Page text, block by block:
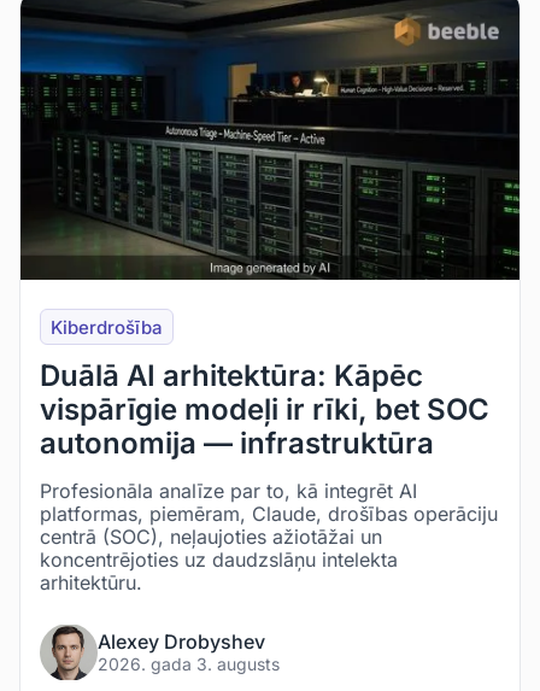
Kiberdrošība
Duālā AI arhitektūra: Kāpēc
vispārīgie modeļi ir rīki, bet SOC
autonomija — infrastruktūra
Profesionāla analīze par to, kā integrēt AI
platformas, piemēram, Claude, drošības operāciju
centrā (SOC), neļaujoties ažiotāžai un
koncentrējoties uz daudzslāņu intelekta
arhitektūru.
Alexey Drobyshev
2026. gada 3. augusts